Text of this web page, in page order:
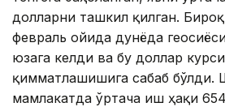
долларни ташкил қилган.
февраль ойида дунёда
юзага келди ва бу доллар
қимматлашишига сабаб бўлди.
мамлакатда ўртача иш ҳақи